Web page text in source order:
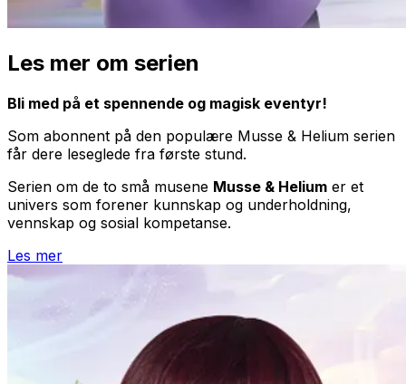
Les mer om serien
Bli med på et spennende og magisk eventyr!
Som abonnent på den populære Musse & Helium serien
får dere leseglede fra første stund.
Serien om de to små musene Musse & Helium er et
univers som forener kunnskap og underholdning,
vennskap og sosial kompetanse.
Les mer